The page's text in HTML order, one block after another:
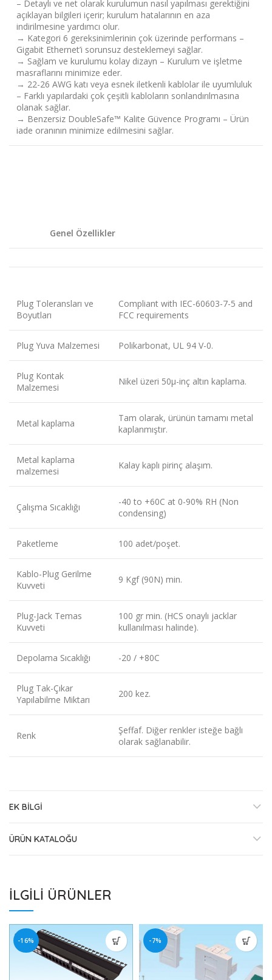
– Detaylı ve net olarak kurulumun nasıl yapılması gerektiğini
açıklayan bilgileri içerir; kurulum hatalarının en aza
indirilmesine yardımcı olur.
→ Kategori 6 gereksinimlerinin çok üzerinde performans –
Gigabit Ethernet’i sorunsuz desteklemeyi sağlar.
→ Sağlam ve kurulumu kolay dizayn – Kurulum ve işletme
masraflarını minimize eder.
→ 22-26 AWG katı veya esnek iletkenli kablolar ile uyumluluk
– Farklı yapılardaki çok çeşitli kabloların sonlandırılmasına
olanak sağlar.
→ Benzersiz DoubleSafe™ Kalite Güvence Programı – Ürün
iade oranının minimize edilmesini sağlar.
Genel Özellikler
Plug Toleransları ve
Boyutları
Compliant with IEC-60603-7-5 and
FCC requirements
Plug Yuva Malzemesi Polikarbonat, UL 94 V-0.
Plug Kontak
Malzemesi
Nikel üzeri 50μ-inç altın kaplama.
Metal kaplama
Tam olarak, ürünün tamamı metal
kaplanmıştır.
Metal kaplama
malzemesi
Kalay kaplı pirinç alaşım.
Çalışma Sıcaklığı
-40 to +60C at 0-90% RH (Non
condensing)
Paketleme 100 adet/poşet.
Kablo-Plug Gerilme
Kuvveti
9 Kgf (90N) min.
Plug-Jack Temas
Kuvveti
100 gr min. (HCS onaylı jacklar
kullanılması halinde).
Depolama Sıcaklığı -20 / +80C
Plug Tak-Çıkar
Yapılabilme Miktarı
200 kez.
Renk
Şeffaf. Diğer renkler isteğe bağlı
olarak sağlanabilir.
EK BILGI
ÜRÜN KATALOĞU
İLGILI ÜRÜNLER
-16% -7%